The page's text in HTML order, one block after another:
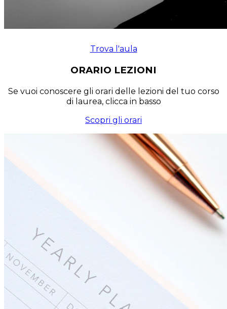
Trova l'aula
ORARIO LEZIONI
Se vuoi conoscere gli orari delle lezioni del tuo corso
di laurea, clicca in basso
Scopri gli orari